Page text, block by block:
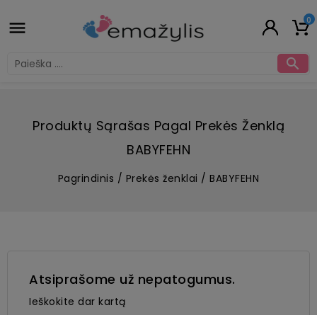
 0

Produktų Sąrašas Pagal Prekės Ženklą
BABYFEHN
Pagrindinis Prekės ženklai BABYFEHN
Atsiprašome už nepatogumus.
Ieškokite dar kartą